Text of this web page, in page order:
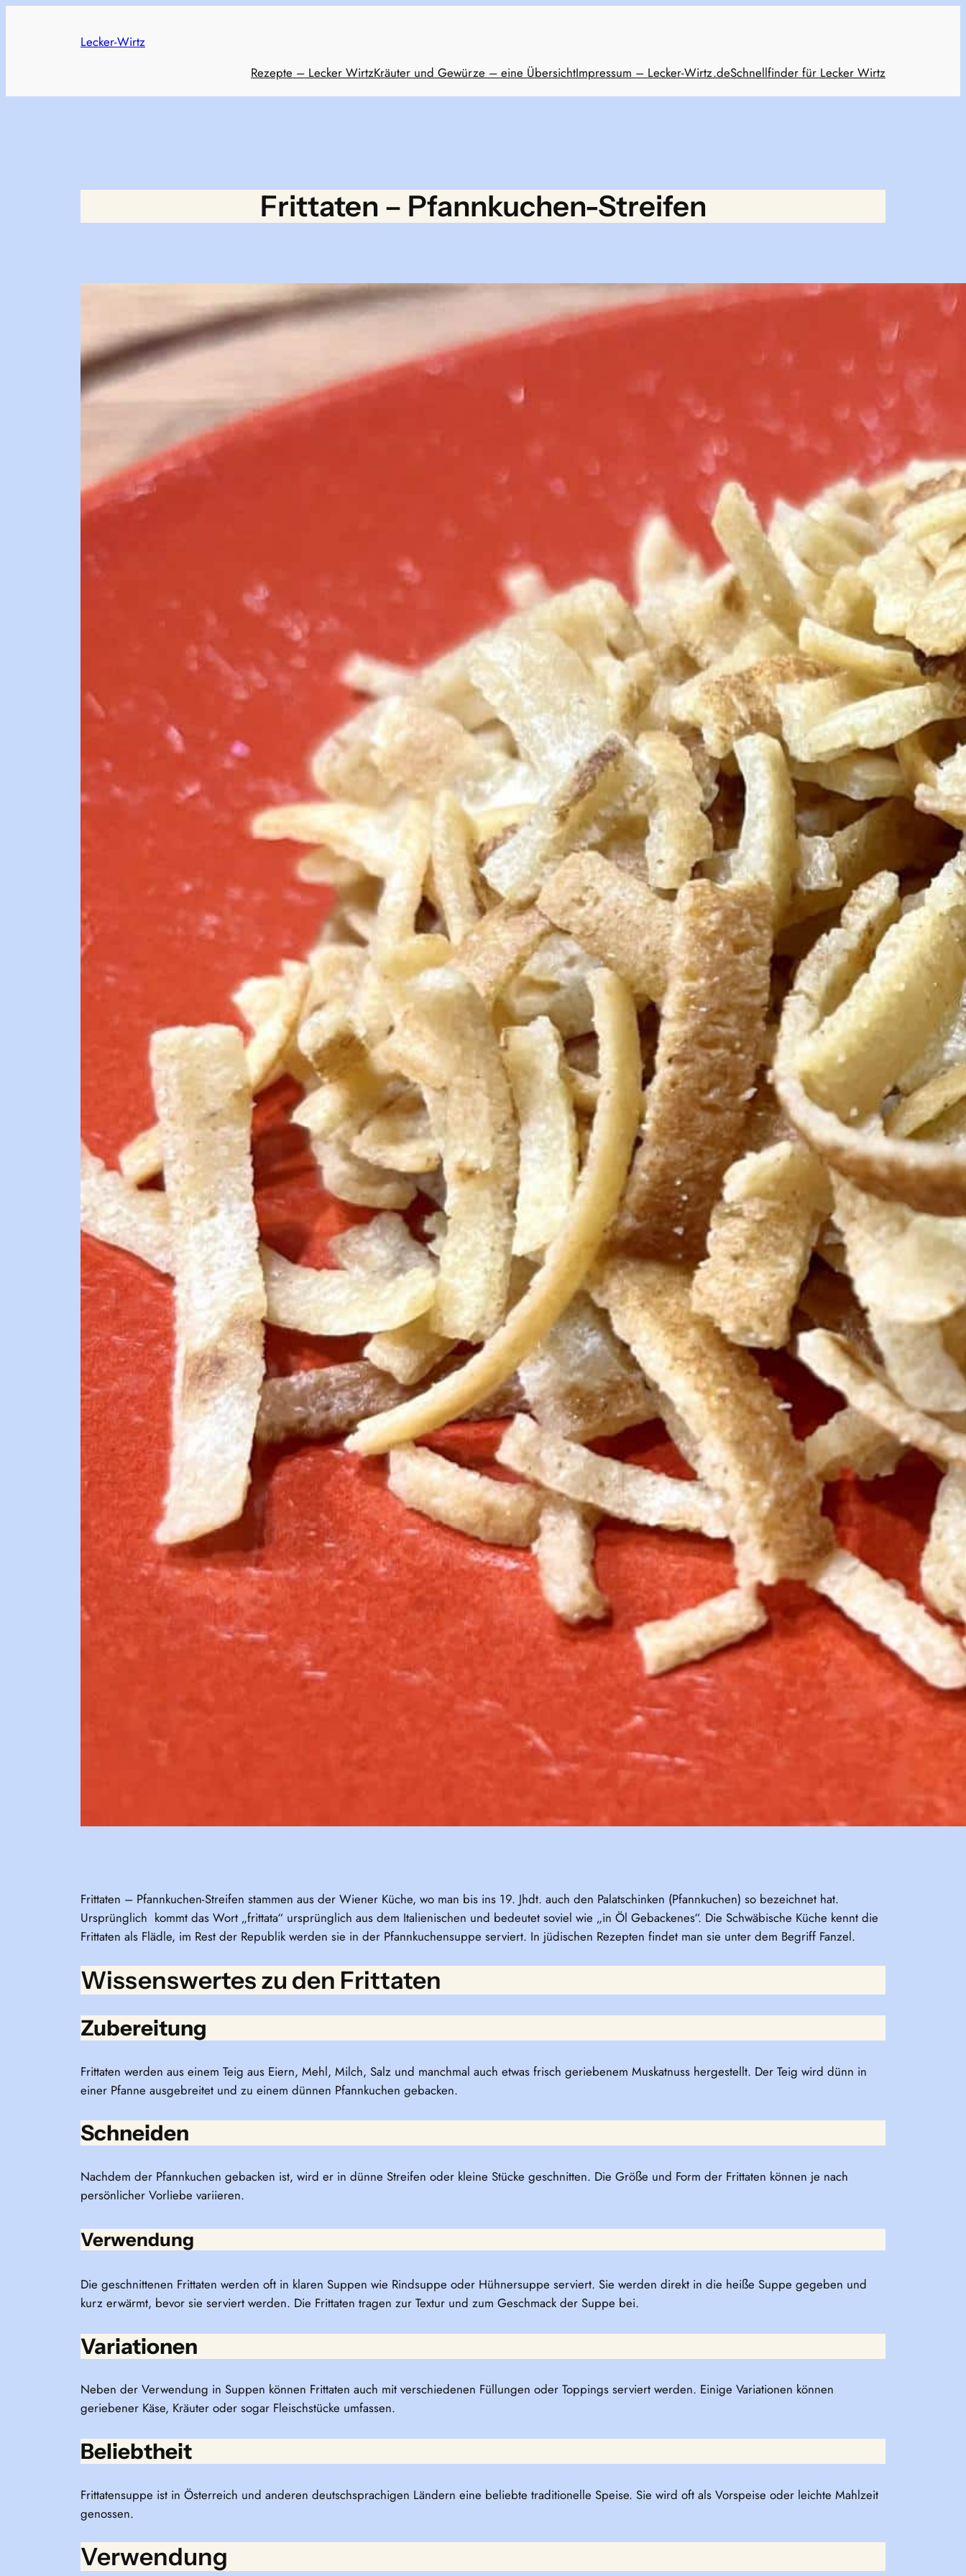
Lecker-Wirtz
Rezepte – Lecker WirtzKräuter und Gewürze – eine ÜbersichtImpressum – Lecker-Wirtz.deSchnellfinder für Lecker Wirtz
Frittaten – Pfannkuchen-Streifen
Frittaten – Pfannkuchen-Streifen stammen aus der Wiener Küche, wo man bis ins 19. Jhdt. auch den Palatschinken (Pfannkuchen) so bezeichnet hat.
Ursprünglich kommt das Wort „frittata“ ursprünglich aus dem Italienischen und bedeutet soviel wie „in Öl Gebackenes“. Die Schwäbische Küche kennt die
Frittaten als Flädle, im Rest der Republik werden sie in der Pfannkuchensuppe serviert. In jüdischen Rezepten findet man sie unter dem Begriff Fanzel.
Wissenswertes zu den Frittaten
Zubereitung
Frittaten werden aus einem Teig aus Eiern, Mehl, Milch, Salz und manchmal auch etwas frisch geriebenem Muskatnuss hergestellt. Der Teig wird dünn in
einer Pfanne ausgebreitet und zu einem dünnen Pfannkuchen gebacken.
Schneiden
Nachdem der Pfannkuchen gebacken ist, wird er in dünne Streifen oder kleine Stücke geschnitten. Die Größe und Form der Frittaten können je nach
persönlicher Vorliebe variieren.
Verwendung
Die geschnittenen Frittaten werden oft in klaren Suppen wie Rindsuppe oder Hühnersuppe serviert. Sie werden direkt in die heiße Suppe gegeben und
kurz erwärmt, bevor sie serviert werden. Die Frittaten tragen zur Textur und zum Geschmack der Suppe bei.
Variationen
Neben der Verwendung in Suppen können Frittaten auch mit verschiedenen Füllungen oder Toppings serviert werden. Einige Variationen können
geriebener Käse, Kräuter oder sogar Fleischstücke umfassen.
Beliebtheit
Frittatensuppe ist in Österreich und anderen deutschsprachigen Ländern eine beliebte traditionelle Speise. Sie wird oft als Vorspeise oder leichte Mahlzeit
genossen.
Verwendung